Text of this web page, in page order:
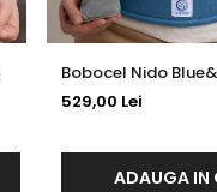
Bobocel Nido
529,00 Lei
ADAUGA IN